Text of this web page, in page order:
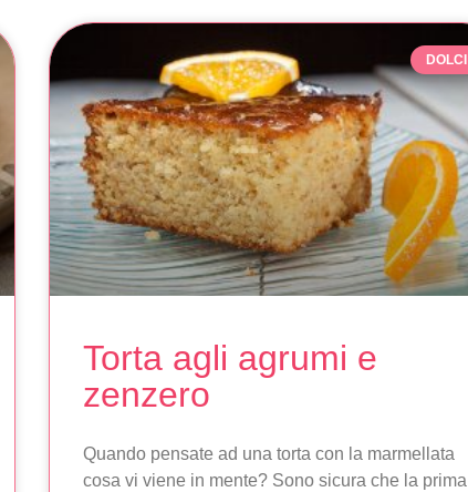
DOLCI
Torta agli agrumi e
zenzero
Quando pensate ad una torta con la marmellata
cosa vi viene in mente? Sono sicura che la prima